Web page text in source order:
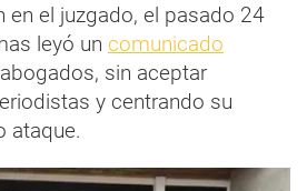
en el juzgado, el pasado 24
leyó un comunicado
sin aceptar
y centrando su
ataque.